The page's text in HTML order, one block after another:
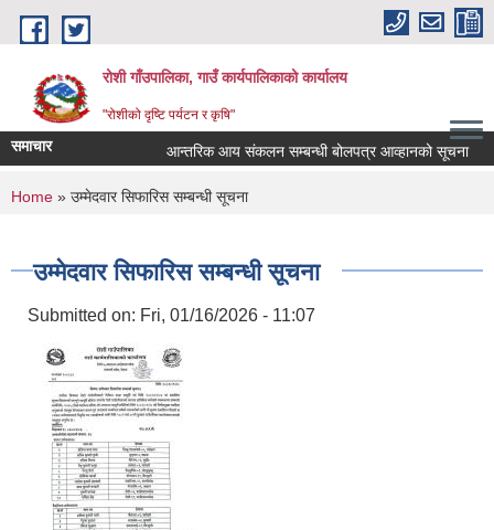
Skip to main content
रोशी गाँउपालिका, गाउँ कार्यपालिकाको कार्यालय
"रोशीको दृष्टि पर्यटन र कृषि"
समाचार आन्तरिक आय संकलन सम्बन्धी बोलपत्र आव्हानको सूचना
You are here
Home » उम्मेदवार सिफारिस सम्बन्धी सूचना
उम्मेदवार सिफारिस सम्बन्धी सूचना
Submitted on: Fri, 01/16/2026 - 11:07